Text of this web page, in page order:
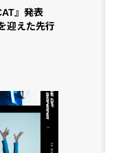
』発表
迎えた先行